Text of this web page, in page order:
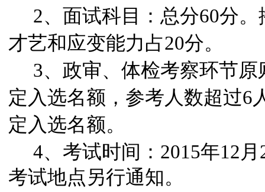
2、面试科目：总分60分
才艺和应变能力占20分。
3、政审、体检考察环节
定入选名额，参考人数超过6
定入选名额。
4、考试时间：2015年12
考试地点另行通知。